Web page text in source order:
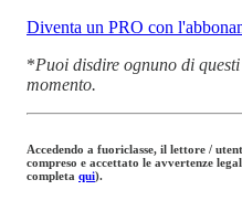
Diventa un PRO con
*Puoi disdire ognuno di
momento.
Accedendo a fuoriclasse, il lettore /
compreso e accettato le avvertenze
completa qui).